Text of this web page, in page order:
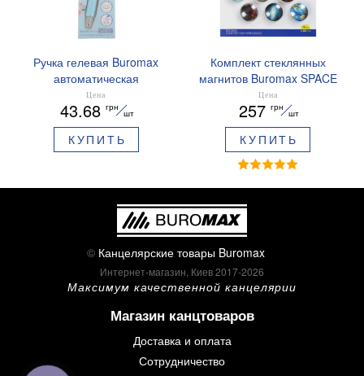
Ручка гелевая Buromax
автоматическая
ARABESKI 0.5 мм
ароматизированный грипп
синие чернила в блистере
BM.8379-02
Цена
43.68 грн
шт
КУПИТЬ
Комплект стеклянных
магнитов Buromax SPACE
12 шт 30 мм BM.0048
Цена
257 грн
шт
КУПИТЬ
© Канцелярские товары Buromax
Интернет-магазин, Киев 2017-2026
Максимум качественной канцелярии
Магазин канцтоваров
Доставка и оплата
Сотрудничество